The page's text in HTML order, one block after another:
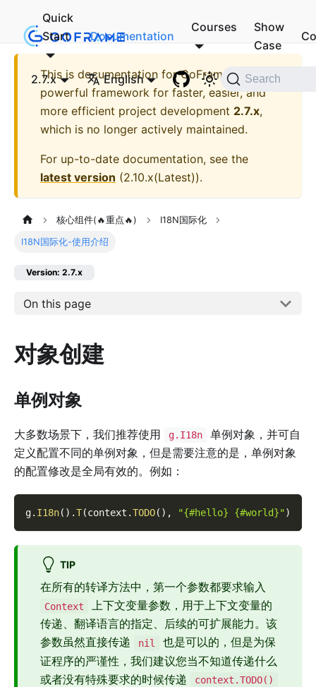
Quick
Start
Documentation
Courses
Show
Case
2.7.x English Search
This is documentation forGoFrame - A
powerful framework for faster, easier, and
more efficient project development 2.7.x,
which is no longer actively maintained.
For up-to-date documentation, see the
latest version (2.10.x(Latest)).
核心组件(🔥重点🔥) I18N国际化
I18N国际化-使用介绍
Version: 2.7.x
On this page
对象创建
单例对象
大多数场景下，我们推荐使用 g.I18n
单例对象，并可自
定义配置不同的单例对象，但是需要注意的是，单例对象
的配置修改是全局有效的。例如：
g. I18n( ) .T(context .TODO( ) , "{#hello} {#world}")
TIP
在所有的转译方法中，第一个参数都要求输入
Context
上下文变量参数，用于上下文变量的
传递、翻译语言的指定、后续的可扩展能力。该
参数虽然直接传递
nil
也是可以的，但是为保
证程序的严谨性，我们建议您当不知道传递什么
或者没有特殊要求的时候传递
context.TODO()